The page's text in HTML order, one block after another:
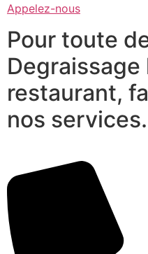
Appelez-nous
Pour toute
restaurant,
nos services.